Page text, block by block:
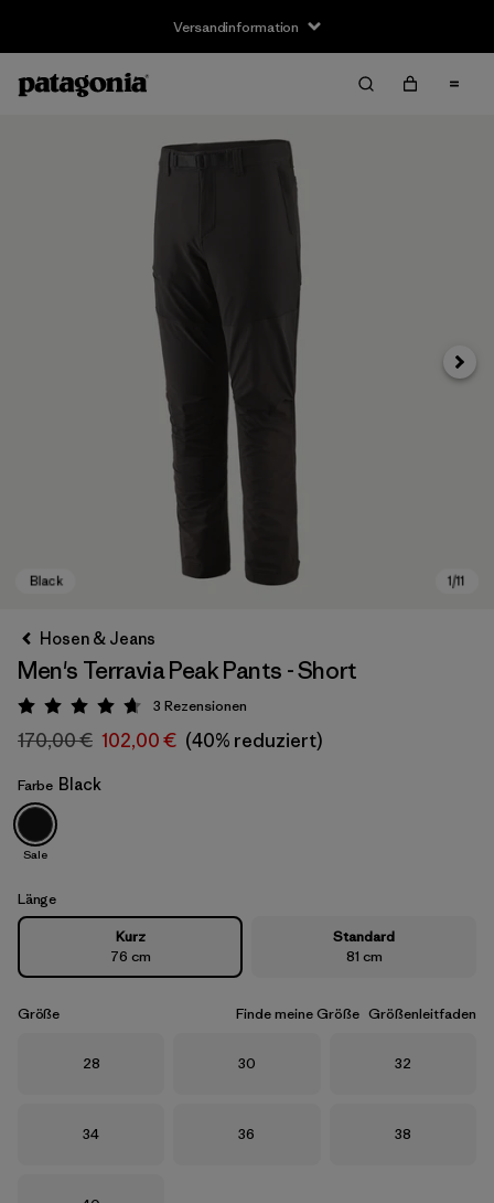
Versandinformation
Black
Hosen & Jeans
Men's Terravia Peak Pants - Short
Bewertung: 4.7 / 5
3 Rezensionen
170,00 € 102,00 € (40% reduziert)
Farbe Black
Sale
Länge
Kurz
76 cm
Standard
81 cm
Größe Finde meine Größe Größenleitfaden
Größe
28 Größe
30 Größe
32
Größe
34 Größe
36 Größe
38